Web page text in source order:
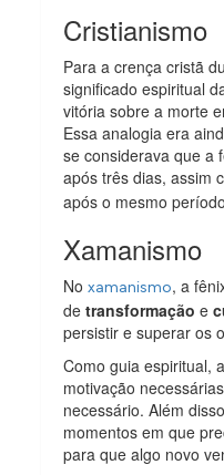
Cristianismo
Para a crença cristã
significado espiritual
vitória sobre a morte
Essa analogia era
se considerava que a
após três dias, assim
após o mesmo
Xamanismo
Noxamanismo, a
detransformação e
persistir e superar os
Como guia espiritual,
motivação
necessário. Além
momentos em que
para que algo novo